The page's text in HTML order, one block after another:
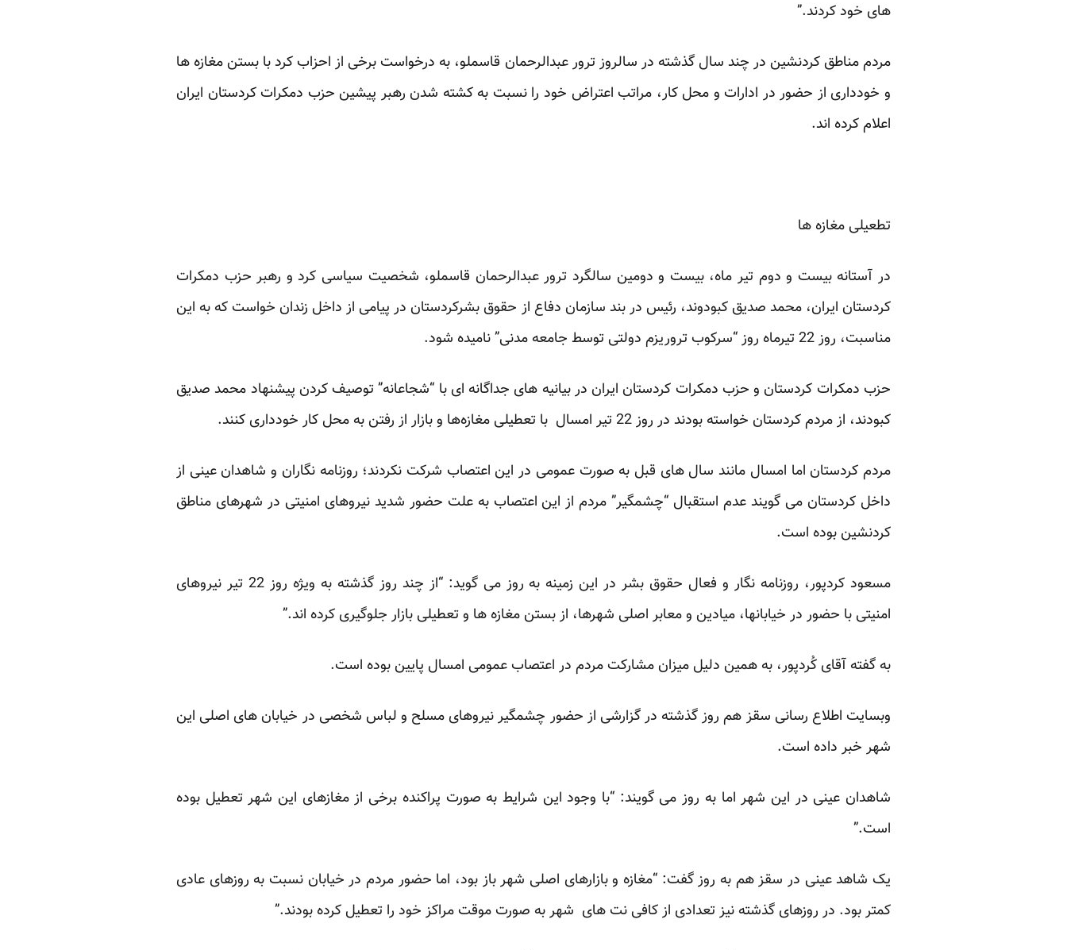
های خود کردند.”
مردم مناطق کردنشین در چند سال گذشته در سالروز ترور عبدالرحمان قاسملو، به درخواست برخی از احزاب کرد با بستن مغازه ها
و خودداری از حضور در ادارات و محل کار، مراتب اعتراض خود را نسبت به کشته شدن رهبر پیشین حزب دمکرات کردستان ایران
اعلام کرده اند.
تطعیلی مغازه ها
در آستانه بیست و دوم تیر ماه، بیست و دومین سالگرد ترور عبدالرحمان قاسملو، شخصیت سیاسی کرد و رهبر حزب دمکرات
کردستان ایران، محمد صدیق کبودوند، رئیس در بند سازمان دفاع از حقوق بشرکردستان در پیامی از داخل زندان خواست که به این
مناسبت، روز 22 تیرماه روز “سرکوب تروریزم دولتی توسط جامعه مدنی” نامیده شود.
حزب دمکرات کردستان و حزب دمکرات کردستان ایران در بیانیه های جداگانه ای با “شجاعانه” توصیف کردن پیشنهاد محمد صدیق
کبودند، از مردم کردستان خواسته بودند در روز 22 تیر امسال با تعطیلی مغازه‌ها و بازار از رفتن به‌ محل کار خودداری کنند.
مردم کردستان اما امسال مانند سال های قبل به صورت عمومی در این اعتصاب شرکت نکردند؛ روزنامه نگاران و شاهدان عینی از
داخل کردستان می گویند عدم استقبال “چشمگیر” مردم از این اعتصاب به علت حضور شدید نیروهای امنیتی در شهرهای مناطق
کردنشین بوده است.
مسعود کردپور، روزنامه نگار و فعال حقوق بشر در این زمینه به روز می گوید: “از چند روز گذشته به ویژه روز 22 تیر نیروهای
امنیتی با حضور در خیابانها، میادین و معابر اصلی شهرها، از بستن مغازه ها و تعطیلی بازار جلوگیری کرده اند.”
به گفته آقای کُردپور، به همین دلیل میزان مشارکت مردم در اعتصاب عمومی امسال پایین بوده است.
وبسایت اطلاع رسانی سقز هم روز گذشته در گزارشی از حضور چشمگیر نیروهای مسلح و لباس شخصی در خیابان های اصلی این
شهر خبر داده است.
شاهدان عینی در این شهر اما به روز می گویند: “با وجود این شرایط به صورت پراکنده برخی از مغازهای این شهر تعطیل بوده
است.”
یک شاهد عینی در سقز هم به روز گفت: “مغازه و بازارهای اصلی شهر باز بود، اما حضور مردم در خیابان نسبت به روزهای عادی
کمتر بود. در روزهای گذشته نیز تعدادی از کافی نت های شهر به صورت موقت مراکز خود را تعطیل کرده بودند.”